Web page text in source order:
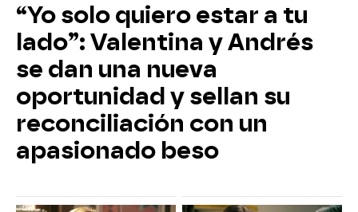
“Yo solo quiero estar a tu
lado”: Valentina y Andrés
se dan una nueva
oportunidad y sellan su
reconciliación con un
apasionado beso